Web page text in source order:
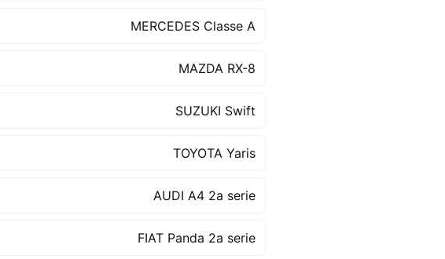
MERCEDES Classe A
MAZDA RX-8
SUZUKI Swift
TOYOTA Yaris
AUDI A4 2a serie
FIAT Panda 2a serie